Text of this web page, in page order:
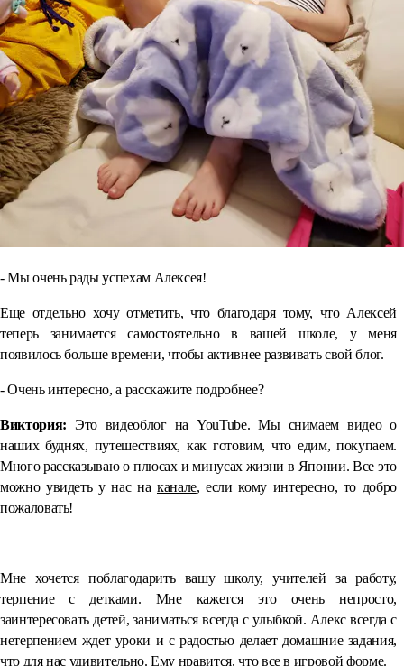
- Мы очень рады успехам Алексея!
Еще отдельно хочу отметить, что благодаря тому, что Алексей
теперь занимается самостоятельно в вашей школе, у меня
появилось больше времени, чтобы активнее развивать свой блог.
- Очень интересно, а расскажите подробнее?
Виктория: Это видеоблог на YouTube. Мы снимаем видео о
наших буднях, путешествиях, как готовим, что едим, покупаем.
Много рассказываю о плюсах и минусах жизни в Японии. Все это
можно увидеть у нас на канале, если кому интересно, то добро
пожаловать!
Мне хочется поблагодарить вашу школу, учителей за работу,
терпение с детками. Мне кажется это очень непросто,
заинтересовать детей, заниматься всегда с улыбкой. Алекс всегда с
нетерпением ждет уроки и с радостью делает домашние задания,
что для нас удивительно. Ему нравится, что все в игровой форме.